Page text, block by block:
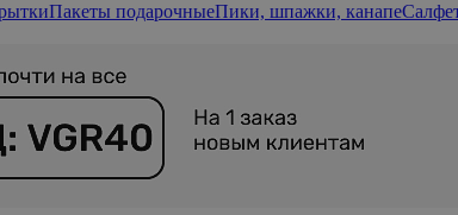
Пакеты подарочныеПики, шпажки, канапе